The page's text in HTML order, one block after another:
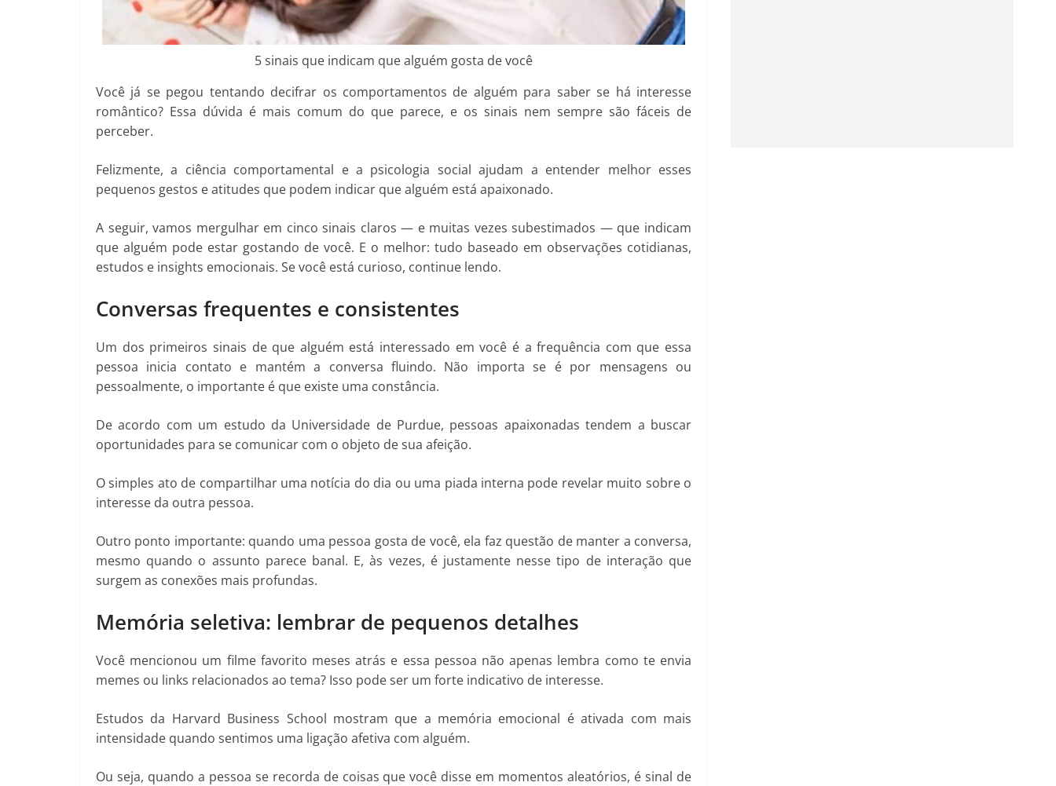
5 sinais que indicam que alguém gosta de você
Você já se pegou tentando decifrar os comportamentos de alguém para saber se há interesse
romântico? Essa dúvida é mais comum do que parece, e os sinais nem sempre são fáceis de
perceber.
Felizmente, a ciência comportamental e a psicologia social ajudam a entender melhor esses
pequenos gestos e atitudes que podem indicar que alguém está apaixonado.
A seguir, vamos mergulhar em cinco sinais claros — e muitas vezes subestimados — que indicam
que alguém pode estar gostando de você. E o melhor: tudo baseado em observações cotidianas,
estudos e insights emocionais. Se você está curioso, continue lendo.
Conversas frequentes e consistentes
Um dos primeiros sinais de que alguém está interessado em você é a frequência com que essa
pessoa inicia contato e mantém a conversa fluindo. Não importa se é por mensagens ou
pessoalmente, o importante é que existe uma constância.
De acordo com um estudo da Universidade de Purdue, pessoas apaixonadas tendem a buscar
oportunidades para se comunicar com o objeto de sua afeição.
O simples ato de compartilhar uma notícia do dia ou uma piada interna pode revelar muito sobre o
interesse da outra pessoa.
Outro ponto importante: quando uma pessoa gosta de você, ela faz questão de manter a conversa,
mesmo quando o assunto parece banal. E, às vezes, é justamente nesse tipo de interação que
surgem as conexões mais profundas.
Memória seletiva: lembrar de pequenos detalhes
Você mencionou um filme favorito meses atrás e essa pessoa não apenas lembra como te envia
memes ou links relacionados ao tema? Isso pode ser um forte indicativo de interesse.
Estudos da Harvard Business School mostram que a memória emocional é ativada com mais
intensidade quando sentimos uma ligação afetiva com alguém.
Ou seja, quando a pessoa se recorda de coisas que você disse em momentos aleatórios, é sinal de